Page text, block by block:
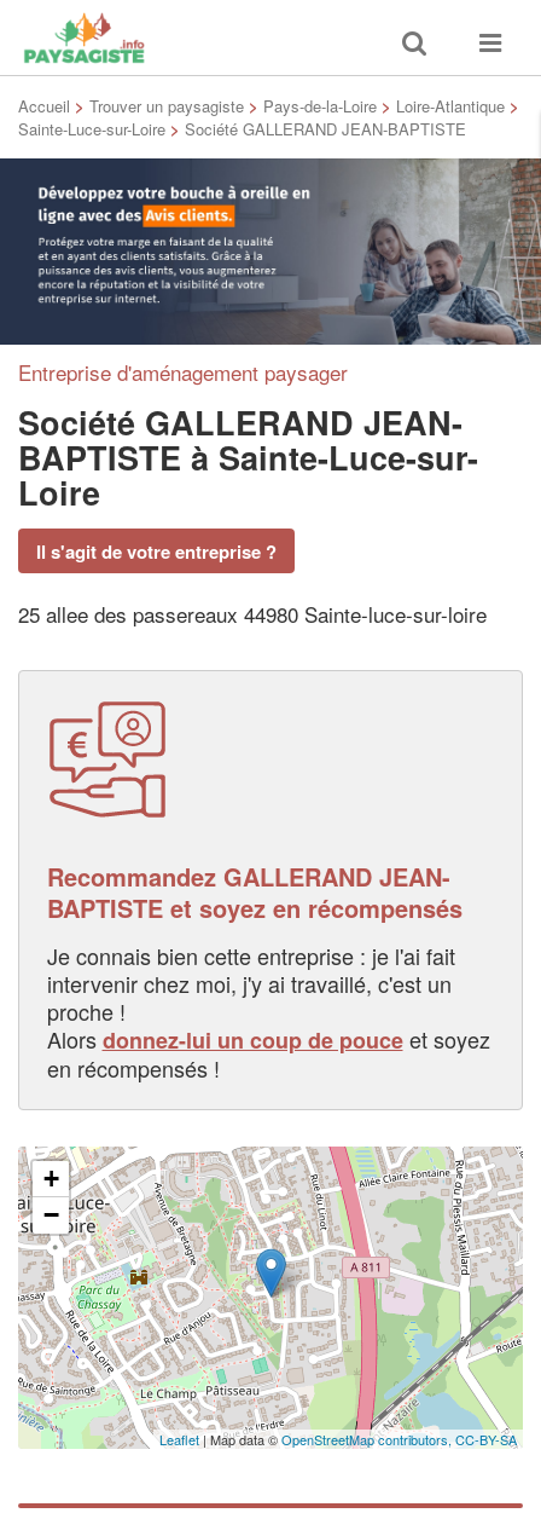
Toggle
search
Toggle
Accueil > Trouver un paysagiste > Pays-de-la-Loire > Loire-Atlantique >
Sainte-Luce-sur-Loire > Société GALLERAND JEAN-BAPTISTE
Entreprise d'aménagement paysager
Société GALLERAND JEAN-
BAPTISTE à Sainte-Luce-sur-
Loire
Il s'agit de votre entreprise ?
25 allee des passereaux 44980 Sainte-luce-sur-loire
Recommandez GALLERAND JEAN-
BAPTISTE et soyez en récompensés
Je connais bien cette entreprise : je l'ai fait
intervenir chez moi, j'y ai travaillé, c'est un
proche !
Alorsdonnez-lui un coup de pouceet soyez
en récompensés !
+
−
Leaflet| Map data ©OpenStreetMap contributors, CC-BY-SA
✕
vos